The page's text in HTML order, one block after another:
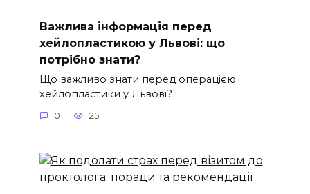
Важлива інформація перед
хейлопластикою у Львові: що
потрібно знати?
Що важливо знати перед операцією
хейлопластики у Львові?
0 25